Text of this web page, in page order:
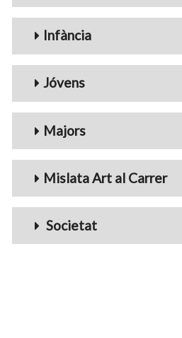
Infància
Jóvens
Majors
Mislata Art al Carrer
Societat